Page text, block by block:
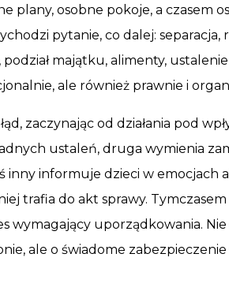
plany, osobne pokoje, a czasem
pytanie, co dalej: separacja,
majątku, alimenty,
ale również prawnie i
zaczynając od działania pod
ustaleń, druga wymienia
informuje dzieci w emocjach
trafia do akt sprawy.
wymagający uporządkowania.
ale o świadome